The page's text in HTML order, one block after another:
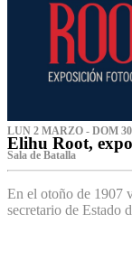
LUN 2 MARZO - DOM
Elihu Root,
Sala de Batalla
En el otoño de 1907
secretario de Estado